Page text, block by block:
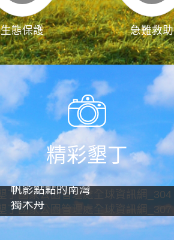
生態保護 急難救助
精彩墾丁
帆影點點的南灣
獨木舟